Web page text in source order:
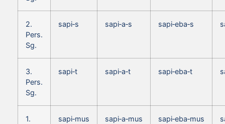
2.
Pers.
Sg.
sapi‑s sapi‑a‑s sapi‑eba‑s
3.
Pers.
Sg.
sapi‑t sapi‑a‑t sapi‑eba‑t
1.
sapi‑mus sapi‑a‑mus sapi‑eba‑mus